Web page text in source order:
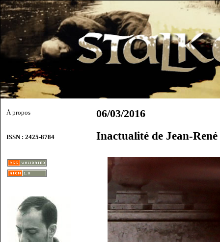
À propos
ISSN : 2425-8784
06/03/2016
Inactualité de Jean-